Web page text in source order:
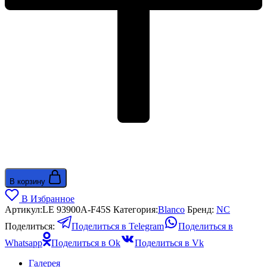
В корзину
В Избранное
Артикул:LE 93900A-F45S Категория:Blanco Бренд: NС
Поделиться:
Поделиться в Telegram
Поделиться в
Whatsapp
Поделиться в Ok
Поделиться в Vk
Галерея